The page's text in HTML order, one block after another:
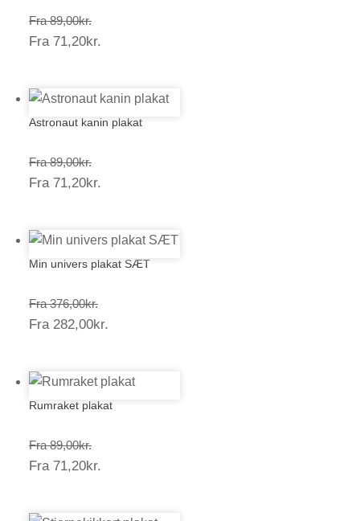
Fra 89,00kr.Prisinterval:
89,00kr.
Fra 71,20kr.
Astronaut kanin plakat
Fra 89,00kr.Prisinterval:
89,00kr.
Fra 71,20kr.
Min univers plakat SÆT
Fra 376,00kr.Prisinterval:
376,00kr.
Fra 282,00kr.
Rumraket plakat
Fra 89,00kr.Prisinterval:
89,00kr.
Fra 71,20kr.